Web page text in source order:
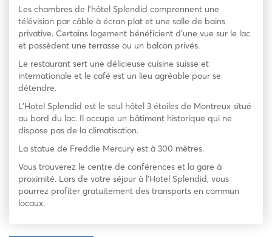
Les chambres de l’hôtel Splendid comprennent une
télévision par câble à écran plat et une salle de bains
privative. Certains logement bénéficient d’une vue sur le lac
et possèdent une terrasse ou un balcon privés.
Le restaurant sert une délicieuse cuisine suisse et
internationale et le café est un lieu agréable pour se
détendre.
L’Hotel Splendid est le seul hôtel 3 étoiles de Montreux situé
au bord du lac. Il occupe un bâtiment historique qui ne
dispose pas de la climatisation.
La statue de Freddie Mercury est à 300 mètres.
Vous trouverez le centre de conférences et la gare à
proximité. Lors de votre séjour à l’Hotel Splendid, vous
pourrez profiter gratuitement des transports en commun
locaux.